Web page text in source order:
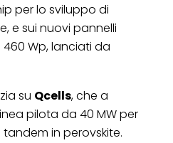
per lo sviluppo di
e sui nuovi pannelli
Wp, lanciati da
su Qcells, che a
pilota da 40 MW per
in perovskite.